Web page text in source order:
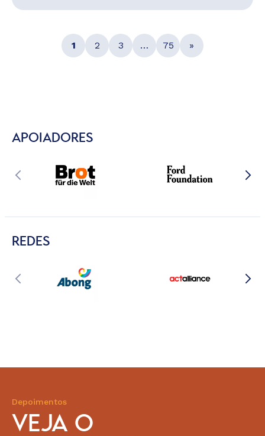
1 2 3 … 75 »
APOIADORES
REDES
Depoimentos
VEJA O